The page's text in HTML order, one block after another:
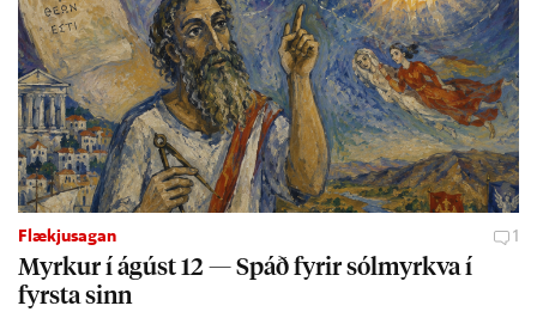
Flækjusagan 1
Myrk­ur í ág­úst 12 — Spáð fyr­ir sól­myrkva í
fyrsta sinn